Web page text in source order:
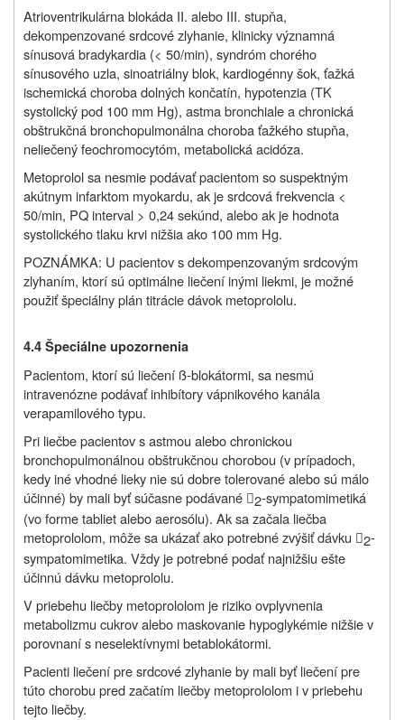
Atrioventrikulárna blokáda II. alebo III. stupňa,
dekompenzované srdcové zlyhanie, klinicky významná
sínusová bradykardia (< 50/min), syndróm chorého
sínusového uzla, sinoatriálny blok, kardiogénny šok, ťažká
ischemická choroba dolných končatín, hypotenzia (TK
systolický pod 100 mm Hg), astma bronchiale a chronická
obštrukčná bronchopulmonálna choroba ťažkého stupňa,
neliečený feochromocytóm, metabolická acidóza.
Metoprolol sa nesmie podávať pacientom so suspektným
akútnym infarktom myokardu, ak je srdcová frekvencia <
50/min, PQ interval > 0,24 sekúnd, alebo ak je hodnota
systolického tlaku krvi nižšia ako 100 mm Hg.
POZNÁMKA: U pacientov s dekompenzovaným srdcovým
zlyhaním, ktorí sú optimálne liečení inými liekmi, je možné
použiť špeciálny plán titrácie dávok metoprololu.
4.4 Špeciálne upozornenia
Pacientom, ktorí sú liečení ß-blokátormi, sa nesmú
intravenózne podávať inhibítory vápnikového kanála
verapamilového typu.
Pri liečbe pacientov s astmou alebo chronickou
bronchopulmonálnou obštrukčnou chorobou (v prípadoch,
kedy iné vhodné lieky nie sú dobre tolerované alebo sú málo
účinné) by mali byť súčasne podávané 2-sympatomimetiká
(vo forme tabliet alebo aerosólu). Ak sa začala liečba
metoprololom, môže sa ukázať ako potrebné zvýšiť dávku 2-
sympatomimetika. Vždy je potrebné podať najnižšiu ešte
účinnú dávku metoprololu.
V priebehu liečby metoprololom je riziko ovplyvnenia
metabolizmu cukrov alebo maskovanie hypoglykémie nižšie v
porovnaní s neselektívnymi betablokátormi.
Pacienti liečení pre srdcové zlyhanie by mali byť liečení pre
túto chorobu pred začatím liečby metoprololom i v priebehu
tejto liečby.